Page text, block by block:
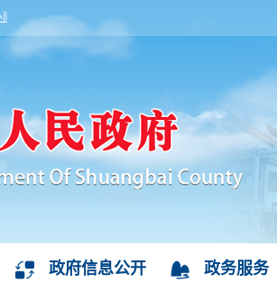
政府信息公开 政务服务